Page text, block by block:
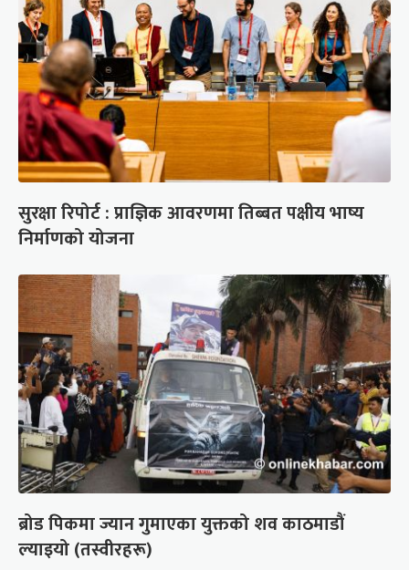
सुरक्षा रिपोर्ट : प्राज्ञिक आवरणमा तिब्बत पक्षीय भाष्य
निर्माणको योजना
ब्रोड पिकमा ज्यान गुमाएका युक्तको शव काठमाडौं
ल्याइयो (तस्वीरहरू)